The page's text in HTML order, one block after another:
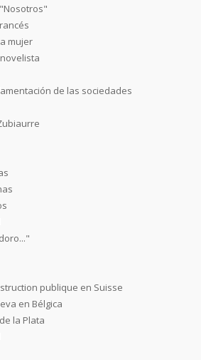
mujer
de las sociedades
publique en Suisse
en Bélgica
la Plata